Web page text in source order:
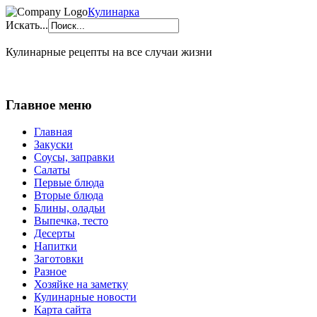
Кулинарка
Искать...
Кулинарные рецепты на все случаи жизни
Главное меню
Главная
Закуски
Соусы, заправки
Салаты
Первые блюда
Вторые блюда
Блины, оладьи
Выпечка, тесто
Десерты
Напитки
Заготовки
Разное
Хозяйке на заметку
Кулинарные новости
Карта сайта